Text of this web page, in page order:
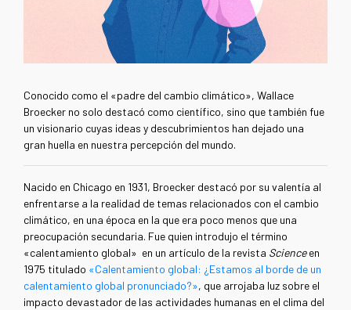
Conocido como el «padre del cambio climático», Wallace
Broecker no solo destacó como científico, sino que también fue
un visionario cuyas ideas y descubrimientos han dejado una
gran huella en nuestra percepción del mundo.
Nacido en Chicago en 1931, Broecker destacó por su valentía al
enfrentarse a la realidad de temas relacionados con el cambio
climático, en una época en la que era poco menos que una
preocupación secundaria. Fue quien introdujo el término
«calentamiento global» en un artículo de la revista Scienceen
1975 titulado «Calentamiento global: ¿Estamos al borde de un
calentamiento global pronunciado?», que arrojaba luz sobre el
impacto devastador de las actividades humanas en el clima del